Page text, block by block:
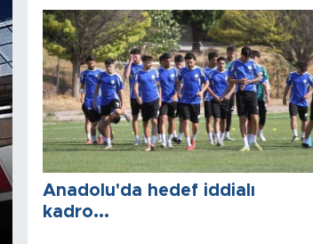
Anadolu'da hedef iddialı
kadro...